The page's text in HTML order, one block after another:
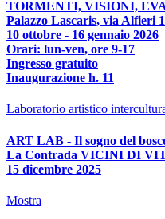
TORMENTI, VISIONI,
Palazzo Lascaris, via Alfieri
10 ottobre - 16 gennaio 2026
Orari: lun-ven, ore 9-17
Ingresso gratuito
Inaugurazione h. 11
Laboratorio artistico
ART LAB - Il sogno del
La Contrada VICINI DI
15 dicembre 2025
Mostra